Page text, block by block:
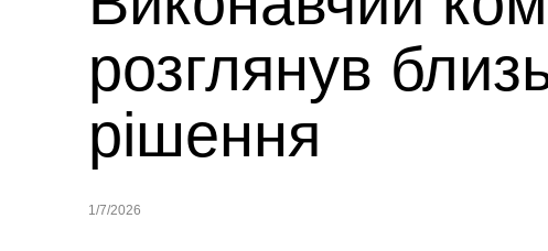
розглянув
рішення
1/7/2026